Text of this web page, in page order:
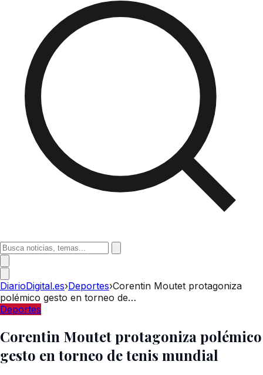
DiarioDigital.es›Deportes›Corentin Moutet protagoniza
polémico gesto en torneo de…
Deportes
Corentin Moutet protagoniza polémico
gesto en torneo de tenis mundial